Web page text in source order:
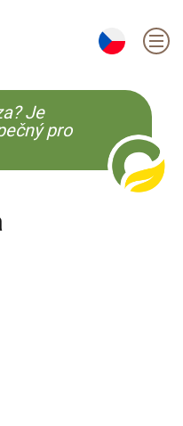
ES KO
Je
pro